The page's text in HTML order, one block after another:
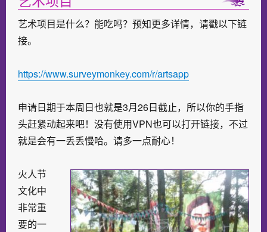
艺术项目是什么？能吃吗？预知更多详情，请戳以下链
接。
https://www.surveymonkey.com/r/artsapp
申请日期于本周日也就是3月26日截止，所以你的手指
头赶紧动起来吧！没有使用VPN也可以打开链接，不过
就是会有一丢丢慢哈。请多一点耐心！
火人节
文化中
非常重
要的一